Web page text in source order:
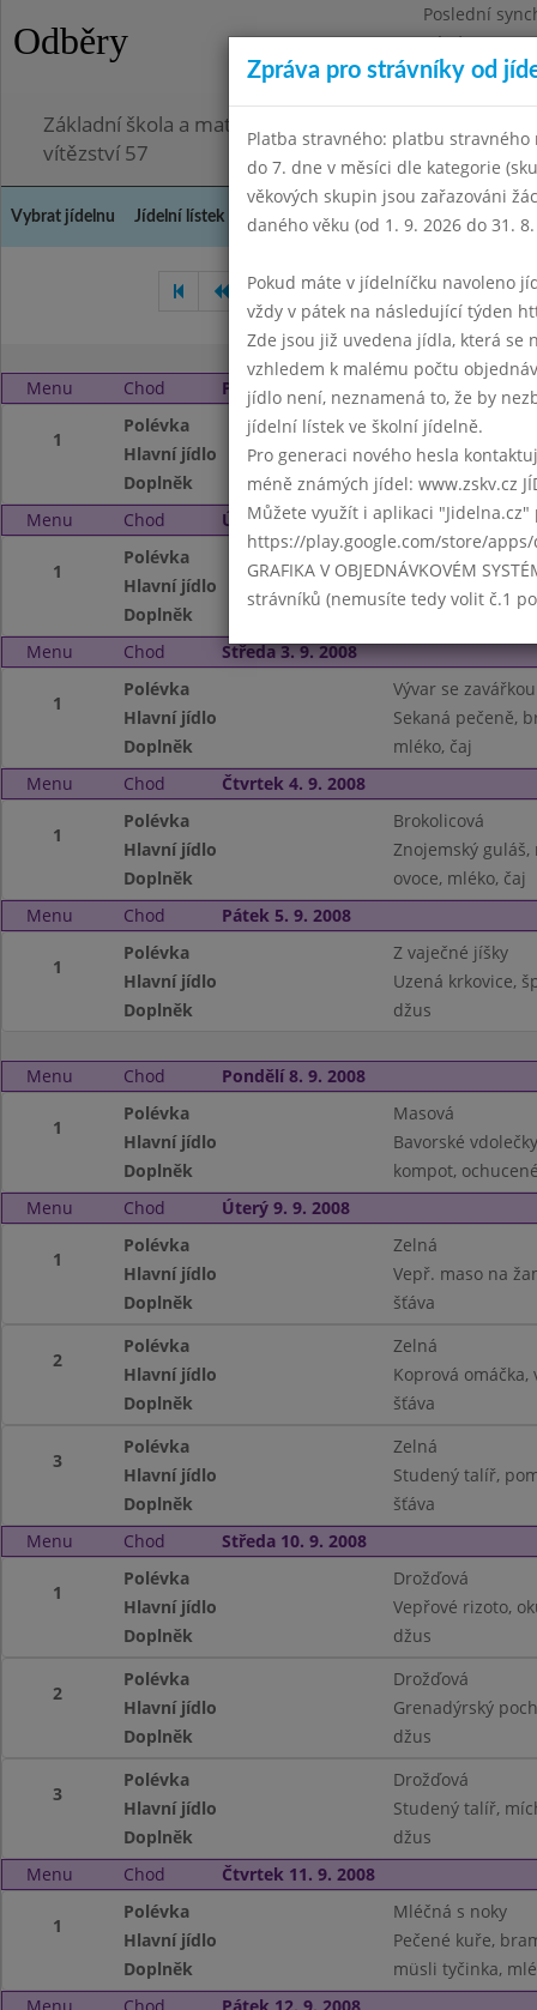
Odběry
Poslední
Pátek
Omezení
Základní škola a mateřská škola Chodov, Praha 4,
vítězství 57
Vybrat jídelnu Jídelní lístek Historie Kontakty a informace
Květen 2008 Červen 2008
Menu Chod Pondělí 1. 9. 2008
1
Polévka
Gulášová
Hlavní jídlo
Zapečené
Doplněk
moučník, mléko,
Menu
Chod Úterý 2. 9. 2008
1
Polévka
Zeleninová
Hlavní jídlo
Doplněk
mléko, džus
Menu
Chod Středa 3. 9. 2008
1
Polévka
Vývar se zavářkou
Hlavní jídlo
Sekaná pečeně,
Doplněk
mléko, čaj
Menu
Chod Čtvrtek 4. 9. 2008
1
Polévka
Brokolicová
Hlavní jídlo
Znojemský guláš,
Doplněk
ovoce, mléko, čaj
Menu
Chod Pátek 5. 9. 2008
1
Polévka
Z vaječné jíšky
Hlavní jídlo
Uzená krkovice,
Doplněk
džus
Menu Chod Pondělí 8. 9. 2008
1
Polévka
Masová
Hlavní jídlo
Bavorské
Doplněk
kompot,
Menu
Chod Úterý 9. 9. 2008
1
Polévka
Zelná
Hlavní jídlo
Vepř. maso na
Doplněk
šťáva
2
Polévka
Zelná
Hlavní jídlo
Koprová
Doplněk
šťáva
3
Polévka
Zelná
Hlavní jídlo
Studený talíř,
Doplněk
šťáva
Menu
Chod Středa 10. 9. 2008
1
Polévka
Drožďová
Hlavní jídlo
Vepřové rizoto,
Doplněk
džus
2
Polévka
Drožďová
Hlavní jídlo
Grenadýrský
Doplněk
džus
3
Polévka
Drožďová
Hlavní jídlo
Studený talíř,
Doplněk
džus
Menu
Chod Čtvrtek 11. 9. 2008
1
Polévka
Mléčná s noky
Hlavní jídlo
Pečené kuře,
Doplněk
müsli tyčinka,
Zpráva pro strávníky od
Platba stravného: platbu stravného
do 7. dne v měsíci dle kategorie
věkových skupin jsou zařazováni
daného věku (od 1. 9. 2026 do 31.
Pokud máte v jídelníčku navoleno
vždy v pátek na následující týden
Zde jsou již uvedena jídla, která se
vzhledem k malému počtu
jídlo není, neznamená to, že by
jídelní lístek ve školní jídelně.
Pro generaci nového hesla
méně známých jídel: www.zskv.cz
Můžete využít i aplikaci
https://play.google.com/store/
GRAFIKA V OBJEDNÁVKOVÉM
strávníků (nemusíte tedy volit č.1